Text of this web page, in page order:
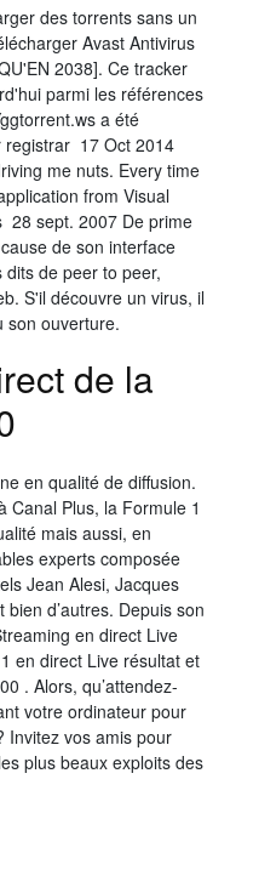
des torrents sans un
Avast Antivirus
2038]. Ce tracker
parmi les références
a été
registrar 17 Oct 2014
me nuts. Every time
from Visual
28 sept. 2007 De prime
de son interface
de peer to peer,
S'il découvre un virus, il
son ouverture.
de la
en qualité de diffusion.
Canal Plus, la Formule 1
mais aussi, en
experts composée
Jean Alesi, Jacques
d’autres. Depuis son
en direct Live
en direct Live résultat et
. Alors, qu’attendez-
votre ordinateur pour
Invitez vos amis pour
plus beaux exploits des